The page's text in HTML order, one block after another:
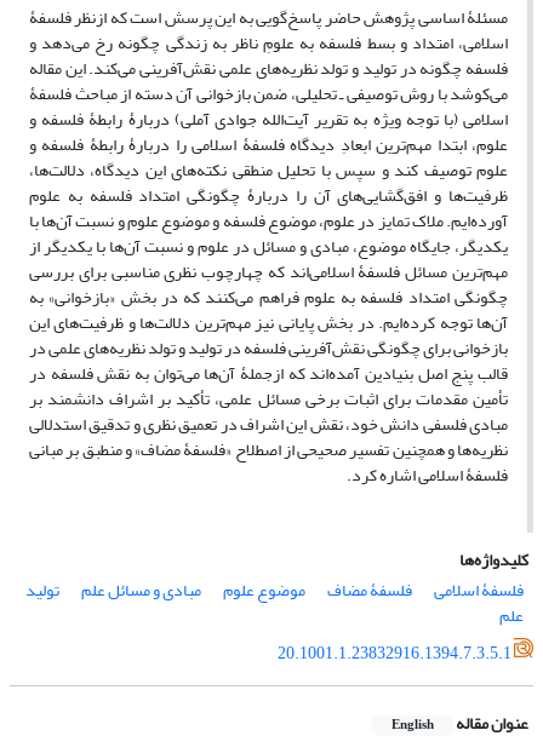
مسئلۀ اساسی پژوهش حاضر پاسخ‌گویی به این پرسش است که ازنظر فلسفۀ
اسلامی، امتداد و بسط فلسفه به علومِ ناظر به زندگی چگونه رخ می‌دهد و
فلسفه چگونه در تولید و تولد نظریه‌های علمی نقش‌آفرینی می‌کند. این مقاله
می‌کوشد با روش توصیفی ـ تحلیلی،‌ ضمن بازخوانی آن دسته از مباحث فلسفۀ
اسلامی (با توجه ویژه به تقریر آیت‌الله جوادی آملی) دربارۀ رابطۀ فلسفه و
علوم، ابتدا مهم‌ترین ابعادِ دیدگاه فلسفۀ اسلامی را دربارۀ رابطۀ فلسفه و
علوم توصیف کند و سپس با تحلیل منطقی نکته‌های این دیدگاه، دلالت‌ها،
ظرفیت‌ها و افق‌گشایی‌های آن را دربارۀ چگونگی امتداد فلسفه به علوم
آورده‌ایم. ملاک تمایز در علوم، موضوع فلسفه و موضوع علوم و نسبت آن‌ها با
یکدیگر، جایگاه موضوع، مبادی و مسائل در علوم و نسبت آن‌ها با یکدیگر از
مهم‌ترین مسائل فلسفۀ اسلامی‌اند که چهارچوب نظری مناسبی برای بررسی
چگونگی امتداد فلسفه به علوم فراهم می‌کنند که در بخش «بازخوانی» به
آن‌ها توجه کرده‌ایم. در بخش پایانی نیز مهم‌ترین دلالت‌ها و ظرفیت‌های این
بازخوانی برای چگونگی نقش‌آفرینی فلسفه در تولید و تولد نظریه‌های علمی در
قالب پنج اصل بنیادین آمده‌اند که ازجملۀ آن‌ها می‌توان به نقش فلسفه در
تأمین مقدمات برای اثبات برخی مسائل علمی، تأکید بر اشراف دانشمند بر
مبادی فلسفی دانش خود، نقش این اشراف در تعمیق نظری و تدقیق استدلالی
نظریه‌ها و همچنین تفسیر صحیحی از اصطلاح «فلسفۀ مضاف» و منطبق بر مبانی
فلسفۀ اسلامی اشاره کرد.
کلیدواژه‌ها
فلسفۀ اسلامی
فلسفۀ مضاف موضوع علوم مبادی و مسائل علم تولید
علم
20.1001.1.23832916.1394.7.3.5.1
عنوان مقاله English